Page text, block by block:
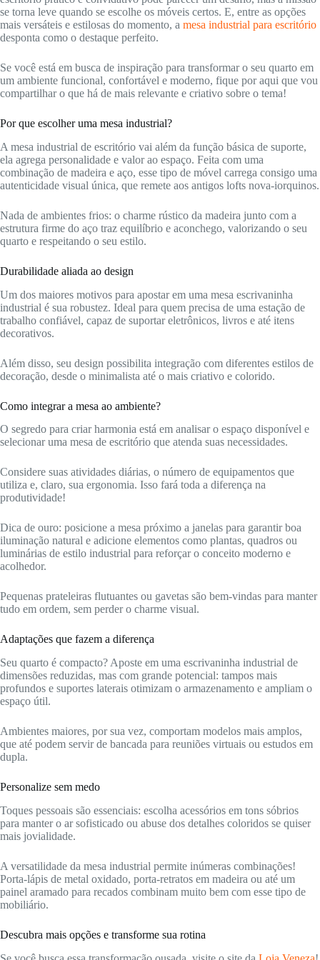
se torna leve quando se escolhe os móveis certos. E, entre as opções
mais versáteis e estilosas do momento, a mesa industrial para escritório
desponta como o destaque perfeito.
Se você está em busca de inspiração para transformar o seu quarto em
um ambiente funcional, confortável e moderno, fique por aqui que vou
compartilhar o que há de mais relevante e criativo sobre o tema!
Por que escolher uma mesa industrial?
A mesa industrial de escritório vai além da função básica de suporte,
ela agrega personalidade e valor ao espaço. Feita com uma
combinação de madeira e aço, esse tipo de móvel carrega consigo uma
autenticidade visual única, que remete aos antigos lofts nova-iorquinos.
Nada de ambientes frios: o charme rústico da madeira junto com a
estrutura firme do aço traz equilíbrio e aconchego, valorizando o seu
quarto e respeitando o seu estilo.
Durabilidade aliada ao design
Um dos maiores motivos para apostar em uma mesa escrivaninha
industrial é sua robustez. Ideal para quem precisa de uma estação de
trabalho confiável, capaz de suportar eletrônicos, livros e até itens
decorativos.
Além disso, seu design possibilita integração com diferentes estilos de
decoração, desde o minimalista até o mais criativo e colorido.
Como integrar a mesa ao ambiente?
O segredo para criar harmonia está em analisar o espaço disponível e
selecionar uma mesa de escritório que atenda suas necessidades.
Considere suas atividades diárias, o número de equipamentos que
utiliza e, claro, sua ergonomia. Isso fará toda a diferença na
produtividade!
Dica de ouro: posicione a mesa próximo a janelas para garantir boa
iluminação natural e adicione elementos como plantas, quadros ou
luminárias de estilo industrial para reforçar o conceito moderno e
acolhedor.
Pequenas prateleiras flutuantes ou gavetas são bem-vindas para manter
tudo em ordem, sem perder o charme visual.
Adaptações que fazem a diferença
Seu quarto é compacto? Aposte em uma escrivaninha industrial de
dimensões reduzidas, mas com grande potencial: tampos mais
profundos e suportes laterais otimizam o armazenamento e ampliam o
espaço útil.
Ambientes maiores, por sua vez, comportam modelos mais amplos,
que até podem servir de bancada para reuniões virtuais ou estudos em
dupla.
Personalize sem medo
Toques pessoais são essenciais: escolha acessórios em tons sóbrios
para manter o ar sofisticado ou abuse dos detalhes coloridos se quiser
mais jovialidade.
A versatilidade da mesa industrial permite inúmeras combinações!
Porta-lápis de metal oxidado, porta-retratos em madeira ou até um
painel aramado para recados combinam muito bem com esse tipo de
mobiliário.
Descubra mais opções e transforme sua rotina